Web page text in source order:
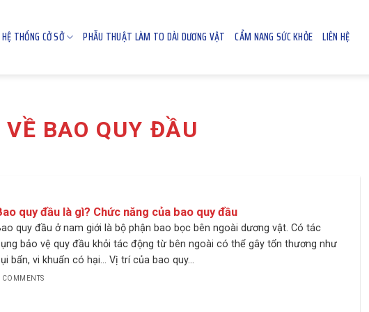
HỆ THỐNG CỞ SỞ PHẪU THUẬT LÀM TO DÀI DƯƠNG VẬT CẨM NANG SỨC KHỎE LIÊN HỆ
BAO QUY ĐẦU
quy đầu là gì? Chức năng của bao quy đầu
quy đầu ở nam giới là bộ phận bao bọc bên ngoài dương vật. Có tác
bảo vệ quy đầu khỏi tác động từ bên ngoài có thể gây tổn thương như
bẩn, vi khuẩn có hại… Vị trí của bao quy...
COMMENTS